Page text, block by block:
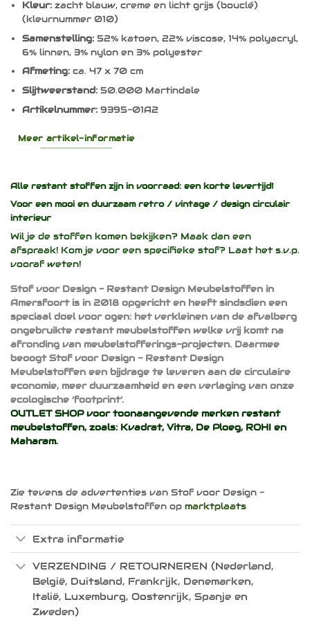
Kleur:zacht blauw, creme en licht grijs (bouclé)
(kleurnummer 010)
Samenstelling: 52% katoen, 22% viscose, 14% polyacryl,
6% linnen, 3% nylon en 3% polyester
Afmeting:ca. 47 x 70 cm
Slijtweerstand:50.000 Martindale
Artikelnummer:9395-01A2
Meer artikel-informatie
Alle restant stoffen zijn in voorraad: een korte levertijd!
Voor een mooi en duurzaam retro / vintage / design circulair
interieur
Wil je de stoffen komen bekijken? Maak dan een
afspraak! Kom je voor een specifieke stof? Laat het s.v.p.
vooraf weten!
Stof voor Design - Restant Design Meubelstoffen in
Amersfoort is in 2018 opgericht en heeft sindsdien een
speciaal doel voor ogen: het verkleinen van de afvalberg
ongebruikte restant meubelstoffen welke vrij komt na
afronding van meubelstofferings-projecten. Daarmee
beoogt Stof voor Design - Restant Design
Meubelstoffen een bijdrage te leveren aan de circulaire
economie, meer duurzaamheid en een verlaging van onze
ecologische ‘footprint’.
OUTLET SHOP voor toonaangevende merken restant
meubelstoffen, zoals: Kvadrat, Vitra, De Ploeg, ROHI en
Maharam.
Zie tevens de advertenties van Stof voor Design -
Restant Design Meubelstoffen op marktplaats
Extra informatie
VERZENDING / RETOURNEREN (Nederland,
België, Duitsland, Frankrijk, Denemarken,
Italië, Luxemburg, Oostenrijk, Spanje en
Zweden)